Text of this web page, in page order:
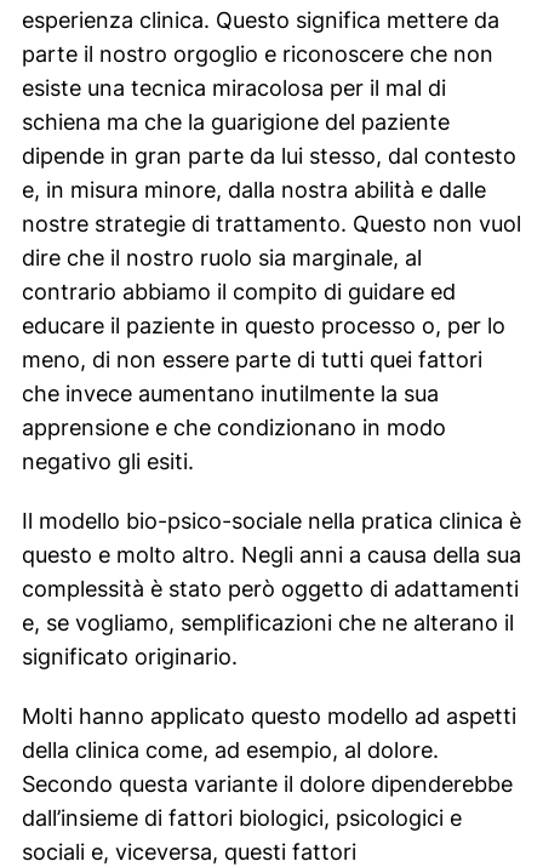
esperienza clinica. Questo significa mettere da
parte il nostro orgoglio e riconoscere che non
esiste una tecnica miracolosa per il mal di
schiena ma che la guarigione del paziente
dipende in gran parte da lui stesso, dal contesto
e, in misura minore, dalla nostra abilità e dalle
nostre strategie di trattamento. Questo non vuol
dire che il nostro ruolo sia marginale, al
contrario abbiamo il compito di guidare ed
educare il paziente in questo processo o, per lo
meno, di non essere parte di tutti quei fattori
che invece aumentano inutilmente la sua
apprensione e che condizionano in modo
negativo gli esiti.
Il modello bio-psico-sociale nella pratica clinica è
questo e molto altro. Negli anni a causa della sua
complessità è stato però oggetto di adattamenti
e, se vogliamo, semplificazioni che ne alterano il
significato originario.
Molti hanno applicato questo modello ad aspetti
della clinica come, ad esempio, al dolore.
Secondo questa variante il dolore dipenderebbe
dall’insieme di fattori biologici, psicologici e
sociali e, viceversa, questi fattori